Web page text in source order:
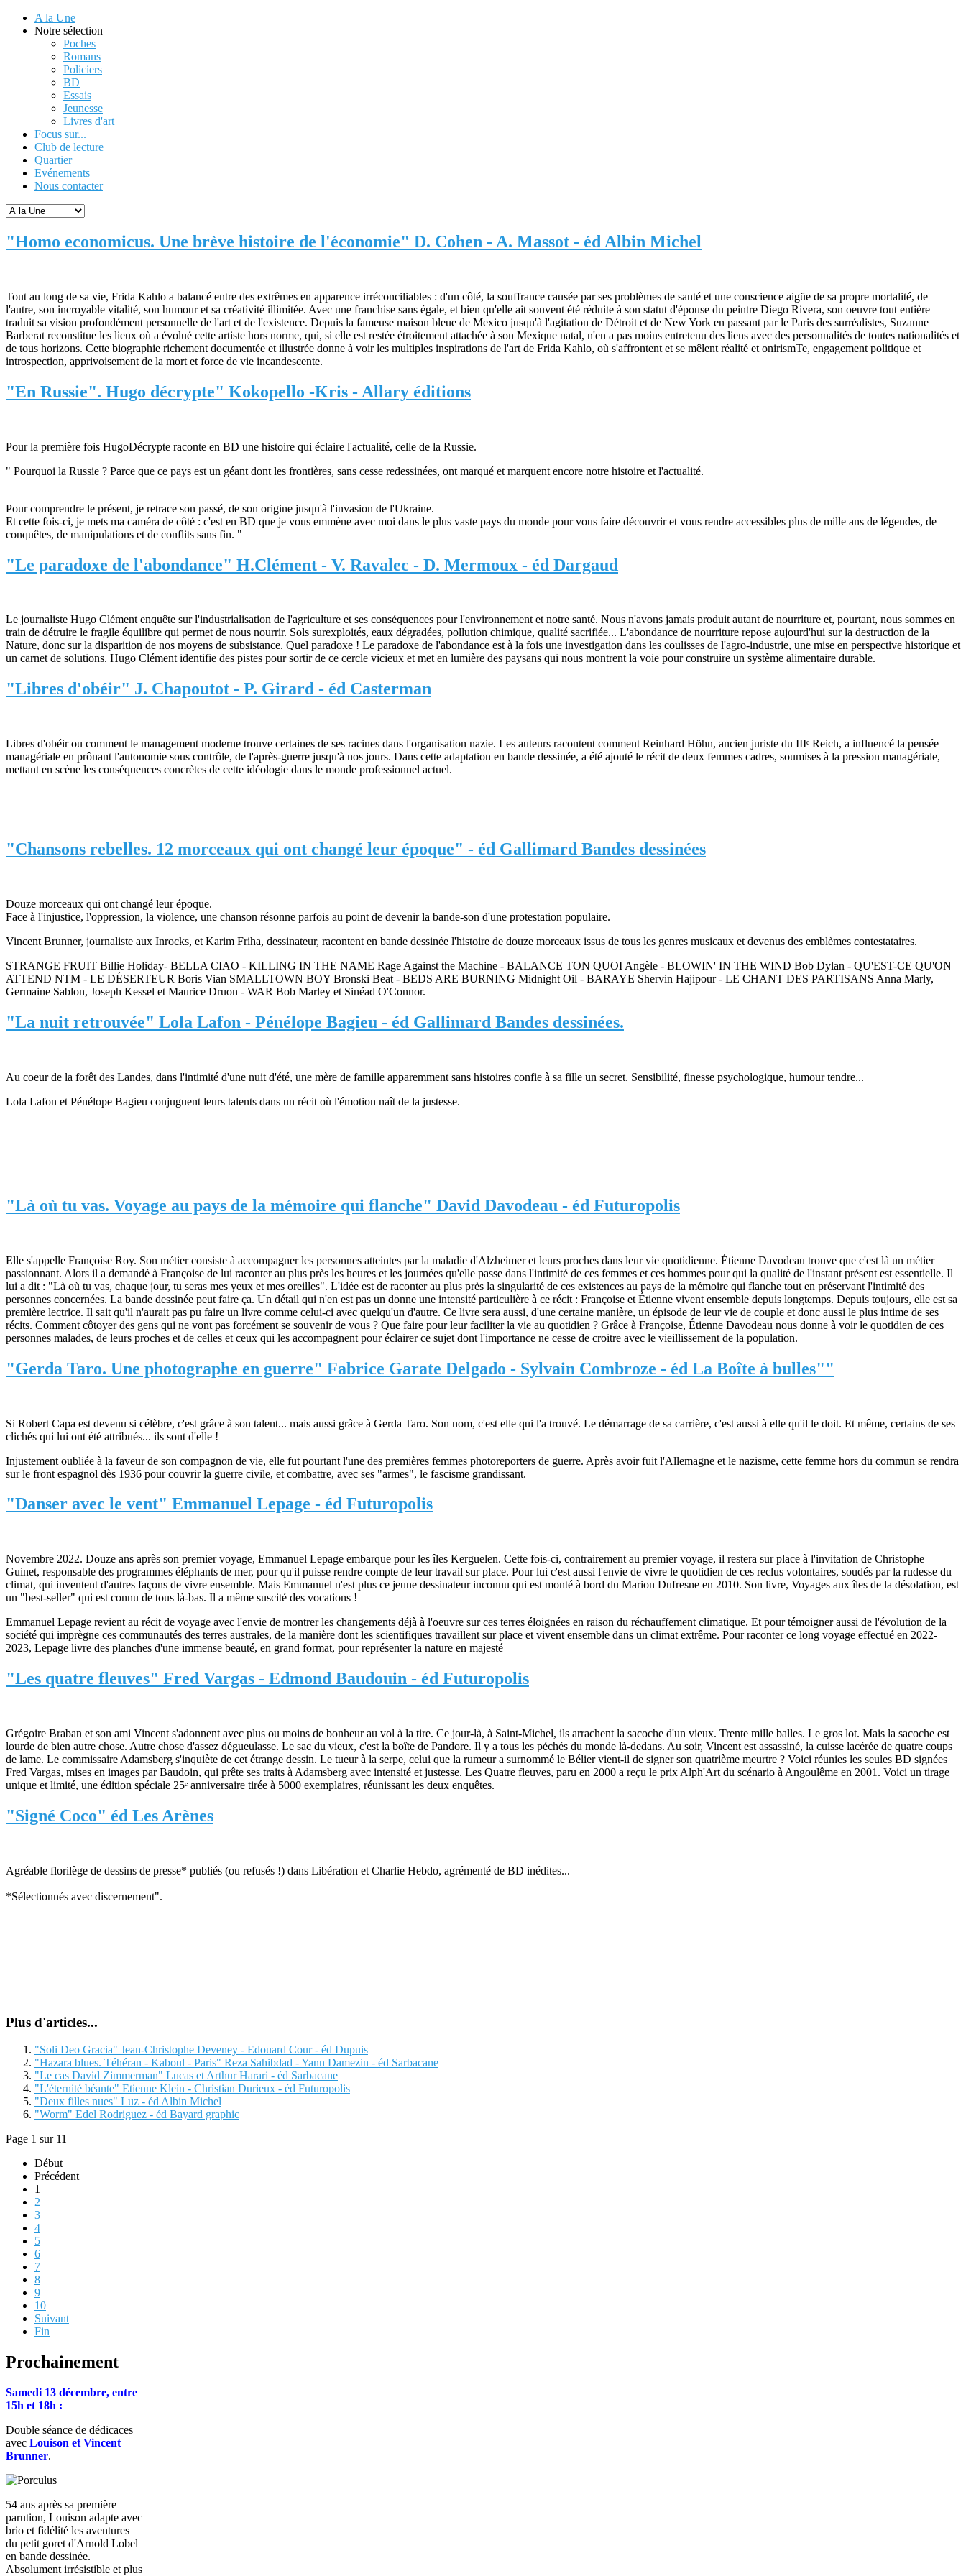
A la Une
Notre sélection
Poches
Romans
Policiers
BD
Essais
Jeunesse
Livres d'art
Focus sur...
Club de lecture
Quartier
Evénements
Nous contacter
"Homo economicus. Une brève histoire de l'économie" D. Cohen - A. Massot - éd Albin Michel
Tout au long de sa vie, Frida Kahlo a balancé entre des extrêmes en apparence irréconciliables : d'un côté, la souffrance causée par ses problèmes de santé et une conscience aigüe de sa propre mortalité, de
l'autre, son incroyable vitalité, son humour et sa créativité illimitée. Avec une franchise sans égale, et bien qu'elle ait souvent été réduite à son statut d'épouse du peintre Diego Rivera, son oeuvre tout entière
traduit sa vision profondément personnelle de l'art et de l'existence. Depuis la fameuse maison bleue de Mexico jusqu'à l'agitation de Détroit et de New York en passant par le Paris des surréalistes, Suzanne
Barberat reconstitue les lieux où a évolué cette artiste hors norme, qui, si elle est restée étroitement attachée à son Mexique natal, n'en a pas moins entretenu des liens avec des personnalités de toutes nationalités et
de tous horizons. Cette biographie richement documentée et illustrée donne à voir les multiples inspirations de l'art de Frida Kahlo, où s'affrontent et se mêlent réalité et onirismTe, engagement politique et
introspection, apprivoisement de la mort et force de vie incandescente.
"En Russie". Hugo décrypte" Kokopello -Kris - Allary éditions
Pour la première fois HugoDécrypte raconte en BD une histoire qui éclaire l'actualité, celle de la Russie.
" Pourquoi la Russie ? Parce que ce pays est un géant dont les frontières, sans cesse redessinées, ont marqué et marquent encore notre histoire et l'actualité.
Pour comprendre le présent, je retrace son passé, de son origine jusqu'à l'invasion de l'Ukraine.
Et cette fois-ci, je mets ma caméra de côté : c'est en BD que je vous emmène avec moi dans le plus vaste pays du monde pour vous faire découvrir et vous rendre accessibles plus de mille ans de légendes, de
conquêtes, de manipulations et de conflits sans fin. "
"Le paradoxe de l'abondance" H.Clément - V. Ravalec - D. Mermoux - éd Dargaud
Le journaliste Hugo Clément enquête sur l'industrialisation de l'agriculture et ses conséquences pour l'environnement et notre santé. Nous n'avons jamais produit autant de nourriture et, pourtant, nous sommes en
train de détruire le fragile équilibre qui permet de nous nourrir. Sols surexploités, eaux dégradées, pollution chimique, qualité sacrifiée... L'abondance de nourriture repose aujourd'hui sur la destruction de la
Nature, donc sur la disparition de nos moyens de subsistance. Quel paradoxe ! Le paradoxe de l'abondance est à la fois une investigation dans les coulisses de l'agro-industrie, une mise en perspective historique et
un carnet de solutions. Hugo Clément identifie des pistes pour sortir de ce cercle vicieux et met en lumière des paysans qui nous montrent la voie pour construire un système alimentaire durable.
"Libres d'obéir" J. Chapoutot - P. Girard - éd Casterman
Libres d'obéir ou comment le management moderne trouve certaines de ses racines dans l'organisation nazie. Les auteurs racontent comment Reinhard Höhn, ancien juriste du IIIᵉ Reich, a influencé la pensée
managériale en prônant l'autonomie sous contrôle, de l'après-guerre jusqu'à nos jours. Dans cette adaptation en bande dessinée, a été ajouté le récit de deux femmes cadres, soumises à la pression managériale,
mettant en scène les conséquences concrètes de cette idéologie dans le monde professionnel actuel.
"Chansons rebelles. 12 morceaux qui ont changé leur époque" - éd Gallimard Bandes dessinées
Douze morceaux qui ont changé leur époque.
Face à l'injustice, l'oppression, la violence, une chanson résonne parfois au point de devenir la bande-son d'une protestation populaire.
Vincent Brunner, journaliste aux Inrocks, et Karim Friha, dessinateur, racontent en bande dessinée l'histoire de douze morceaux issus de tous les genres musicaux et devenus des emblèmes contestataires.
STRANGE FRUIT Billie Holiday- BELLA CIAO - KILLING IN THE NAME Rage Against the Machine - BALANCE TON QUOI Angèle - BLOWIN' IN THE WIND Bob Dylan - QU'EST-CE QU'ON
ATTEND NTM - LE DÉSERTEUR Boris Vian SMALLTOWN BOY Bronski Beat - BEDS ARE BURNING Midnight Oil - BARAYE Shervin Hajipour - LE CHANT DES PARTISANS Anna Marly,
Germaine Sablon, Joseph Kessel et Maurice Druon - WAR Bob Marley et Sinéad O'Connor.
"La nuit retrouvée" Lola Lafon - Pénélope Bagieu - éd Gallimard Bandes dessinées.
Au coeur de la forêt des Landes, dans l'intimité d'une nuit d'été, une mère de famille apparemment sans histoires confie à sa fille un secret. Sensibilité, finesse psychologique, humour tendre...
Lola Lafon et Pénélope Bagieu conjuguent leurs talents dans un récit où l'émotion naît de la justesse.
"Là où tu vas. Voyage au pays de la mémoire qui flanche" David Davodeau - éd Futuropolis
Elle s'appelle Françoise Roy. Son métier consiste à accompagner les personnes atteintes par la maladie d'Alzheimer et leurs proches dans leur vie quotidienne. Étienne Davodeau trouve que c'est là un métier
passionnant. Alors il a demandé à Françoise de lui raconter au plus près les heures et les journées qu'elle passe dans l'intimité de ces femmes et ces hommes pour qui la qualité de l'instant présent est essentielle. Il
lui a dit : "Là où tu vas, chaque jour, tu seras mes yeux et mes oreilles". L'idée est de raconter au plus près la singularité de ces existences au pays de la mémoire qui flanche tout en préservant l'intimité des
personnes concernées. La bande dessinée peut faire ça. Un détail qui n'en est pas un donne une intensité particulière à ce récit : Françoise et Étienne vivent ensemble depuis longtemps. Depuis toujours, elle est sa
première lectrice. Il sait qu'il n'aurait pas pu faire un livre comme celui-ci avec quelqu'un d'autre. Ce livre sera aussi, d'une certaine manière, un épisode de leur vie de couple et donc aussi le plus intime de ses
récits. Comment côtoyer des gens qui ne vont pas forcément se souvenir de vous ? Que faire pour leur faciliter la vie au quotidien ? Grâce à Françoise, Étienne Davodeau nous donne à voir le quotidien de ces
personnes malades, de leurs proches et de celles et ceux qui les accompagnent pour éclairer ce sujet dont l'importance ne cesse de croitre avec le vieillissement de la population.
"Gerda Taro. Une photographe en guerre" Fabrice Garate Delgado - Sylvain Combroze - éd La Boîte à bulles""
Si Robert Capa est devenu si célèbre, c'est grâce à son talent... mais aussi grâce à Gerda Taro. Son nom, c'est elle qui l'a trouvé. Le démarrage de sa carrière, c'est aussi à elle qu'il le doit. Et même, certains de ses
clichés qui lui ont été attribués... ils sont d'elle !
Injustement oubliée à la faveur de son compagnon de vie, elle fut pourtant l'une des premières femmes photoreporters de guerre. Après avoir fuit l'Allemagne et le nazisme, cette femme hors du commun se rendra
sur le front espagnol dès 1936 pour couvrir la guerre civile, et combattre, avec ses "armes", le fascisme grandissant.
"Danser avec le vent" Emmanuel Lepage - éd Futuropolis
Novembre 2022. Douze ans après son premier voyage, Emmanuel Lepage embarque pour les îles Kerguelen. Cette fois-ci, contrairement au premier voyage, il restera sur place à l'invitation de Christophe
Guinet, responsable des programmes éléphants de mer, pour qu'il puisse rendre compte de leur travail sur place. Pour lui c'est aussi l'envie de vivre le quotidien de ces reclus volontaires, soudés par la rudesse du
climat, qui inventent d'autres façons de vivre ensemble. Mais Emmanuel n'est plus ce jeune dessinateur inconnu qui est monté à bord du Marion Dufresne en 2010. Son livre, Voyages aux îles de la désolation, est
un "best-seller" qui est connu de tous là-bas. Il a même suscité des vocations !
Emmanuel Lepage revient au récit de voyage avec l'envie de montrer les changements déjà à l'oeuvre sur ces terres éloignées en raison du réchauffement climatique. Et pour témoigner aussi de l'évolution de la
société qui imprègne ces communautés des terres australes, de la manière dont les scientifiques travaillent sur place et vivent ensemble dans un climat extrême. Pour raconter ce long voyage effectué en 2022-
2023, Lepage livre des planches d'une immense beauté, en grand format, pour représenter la nature en majesté
"Les quatre fleuves" Fred Vargas - Edmond Baudouin - éd Futuropolis
Grégoire Braban et son ami Vincent s'adonnent avec plus ou moins de bonheur au vol à la tire. Ce jour-là, à Saint-Michel, ils arrachent la sacoche d'un vieux. Trente mille balles. Le gros lot. Mais la sacoche est
lourde de bien autre chose. Autre chose d'assez dégueulasse. Le sac du vieux, c'est la boîte de Pandore. Il y a tous les péchés du monde là-dedans. Au soir, Vincent est assassiné, la cuisse lacérée de quatre coups
de lame. Le commissaire Adamsberg s'inquiète de cet étrange dessin. Le tueur à la serpe, celui que la rumeur a surnommé le Bélier vient-il de signer son quatrième meurtre ? Voici réunies les seules BD signées
Fred Vargas, mises en images par Baudoin, qui prête ses traits à Adamsberg avec intensité et justesse. Les Quatre fleuves, paru en 2000 a reçu le prix Alph'Art du scénario à Angoulême en 2001. Voici un tirage
unique et limité, une édition spéciale 25ᵉ anniversaire tirée à 5000 exemplaires, réunissant les deux enquêtes.
"Signé Coco" éd Les Arènes
Agréable florilège de dessins de presse* publiés (ou refusés !) dans Libération et Charlie Hebdo, agrémenté de BD inédites...
*Sélectionnés avec discernement".
Plus d'articles...
"Soli Deo Gracia" Jean-Christophe Deveney - Edouard Cour - éd Dupuis
"Hazara blues. Téhéran - Kaboul - Paris" Reza Sahibdad - Yann Damezin - éd Sarbacane
"Le cas David Zimmerman" Lucas et Arthur Harari - éd Sarbacane
"L'éternité béante" Etienne Klein - Christian Durieux - éd Futuropolis
"Deux filles nues" Luz - éd Albin Michel
"Worm" Edel Rodriguez - éd Bayard graphic
Page 1 sur 11
Début
Précédent
1
2
3
4
5
6
7
8
9
10
Suivant
Fin
Prochainement
Samedi 13 décembre, entre
15h et 18h :
Double séance de dédicaces
avec Louison et Vincent
Brunner.
54 ans après sa première
parution, Louison adapte avec
brio et fidélité les aventures
du petit goret d'Arnold Lobel
en bande dessinée.
Absolument irrésistible et plus